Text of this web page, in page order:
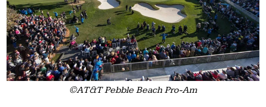
©AT&T Pebble Beach Pro-Am